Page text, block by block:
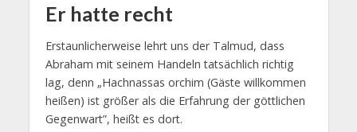
Er hatte recht
Erstaunlicherweise lehrt uns der Talmud, dass
Abraham mit seinem Handeln tatsächlich richtig
lag, denn „Hachnassas orchim (Gäste willkommen
heißen) ist größer als die Erfahrung der göttlichen
Gegenwart”, heißt es dort.